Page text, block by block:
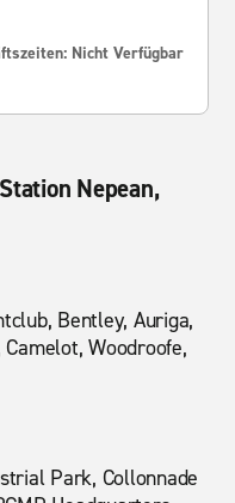
Nicht Verfügbar
Nepean,
Bentley, Auriga,
Woodroofe,
Park, Collonnade